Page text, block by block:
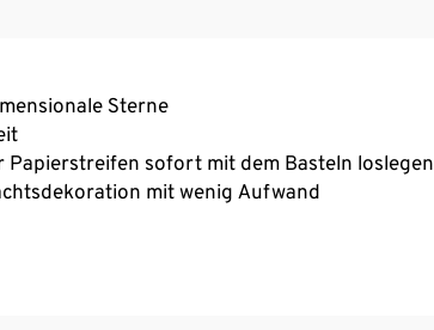
Sterne
sofort mit dem Basteln loslegen
mit wenig Aufwand
Farben und Designs zum Kombinieren